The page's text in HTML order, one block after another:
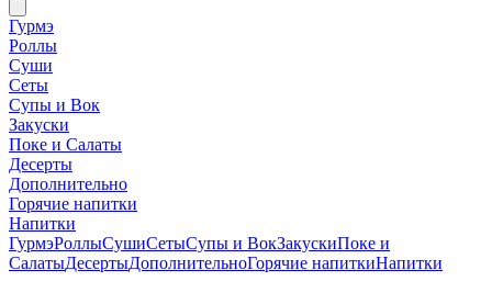
Гурмэ
Роллы
Суши
Сеты
Супы и Вок
Закуски
Поке и Салаты
Десерты
Дополнительно
Горячие напитки
Напитки
ГурмэРоллыСушиСетыСупы и ВокЗакускиПоке и
СалатыДесертыДополнительноГорячие напиткиНапитки